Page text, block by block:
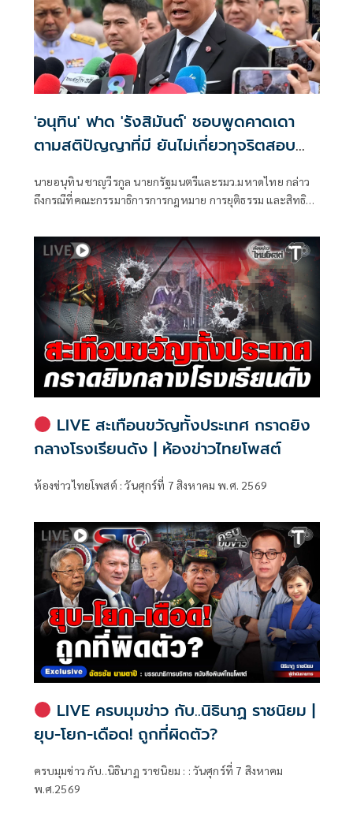
'อนุทิน' ฟาด 'รังสิมันต์' ชอบพูดคาดเดา
ตามสติปัญญาที่มี ยันไม่เกี่ยวทุจริตสอบ
นายอนุทิน ชาญวีรกูล นายกรัฐมนตรีและรมว.มหาดไทย กล่าว
ถึงกรณีที่คณะกรรมาธิการการกฎหมาย การยุติธรรม และสิทธิ
กรรมาธิการ มีการอ้างชื่อนายกรัฐมนตรี เข้าไปเกี่ยวข้องกับการ
ทุจริตสอบท้องถิ่น
LIVE สะเทือนขวัญทั้งประเทศ กราดยิง
กลางโรงเรียนดัง | ห้องข่าวไทยโพสต์
ห้องข่าวไทยโพสต์ : วันศุกร์ที่ 7 สิงหาคม พ.ศ. 2569
LIVE ครบมุมข่าว กับ..นิธินาฏ ราชนิยม |
ยุบ-โยก-เดือด! ถูกที่ผิดตัว?
ครบมุมข่าว กับ..นิธินาฏ ราชนิยม : : วันศุกร์ที่ 7 สิงหาคม
พ.ศ.2569